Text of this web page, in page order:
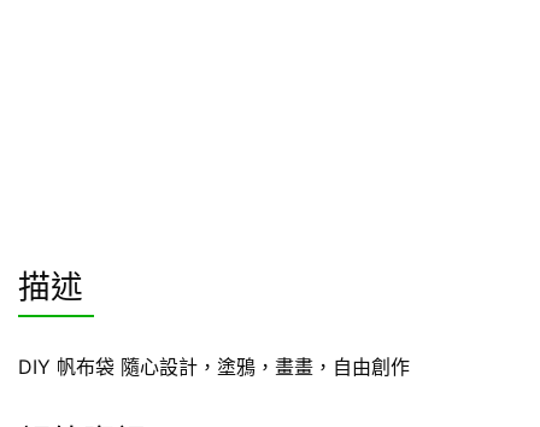
描述
DIY 帆布袋 隨心設計，塗鴉，畫畫，自由創作